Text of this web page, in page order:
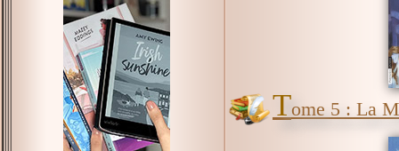
Tome 5 : La